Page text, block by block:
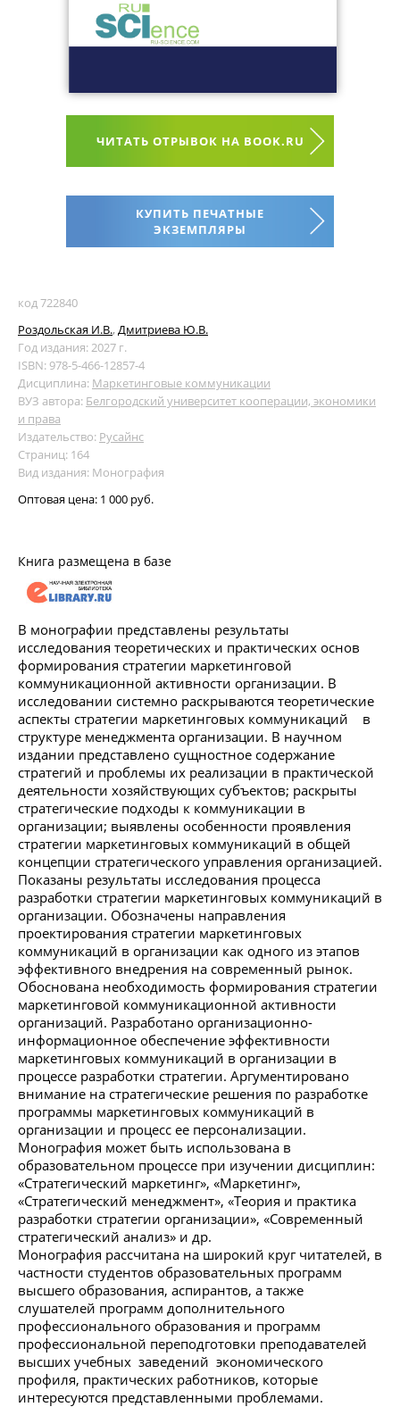
ЧИТАТЬ ОТРЫВОК НА BOOK.RU
КУПИТЬ ПЕЧАТНЫЕ
ЭКЗЕМПЛЯРЫ
код 722840
Роздольская И.В., Дмитриева Ю.В.
Год издания: 2027 г.
ISBN: 978-5-466-12857-4
Дисциплина: Маркетинговые коммуникации
ВУЗ автора: Белгородский университет кооперации, экономики
и права
Издательство: Русайнс
Страниц: 164
Вид издания: Монография
Оптовая цена: 1 000 руб.
Книга размещена в базе
В монографии представлены результаты
исследования теоретических и практических основ
формирования стратегии маркетинговой
коммуникационной активности организации. В
исследовании системно раскрываются теоретические
аспекты стратегии маркетинговых коммуникаций в
структуре менеджмента организации. В научном
издании представлено сущностное содержание
стратегий и проблемы их реализации в практической
деятельности хозяйствующих субъектов; раскрыты
стратегические подходы к коммуникации в
организации; выявлены особенности проявления
стратегии маркетинговых коммуникаций в общей
концепции стратегического управления организацией.
Показаны результаты исследования процесса
разработки стратегии маркетинговых коммуникаций в
организации. Обозначены направления
проектирования стратегии маркетинговых
коммуникаций в организации как одного из этапов
эффективного внедрения на современный рынок.
Обоснована необходимость формирования стратегии
маркетинговой коммуникационной активности
организаций. Разработано организационно-
информационное обеспечение эффективности
маркетинговых коммуникаций в организации в
процессе разработки стратегии. Аргументировано
внимание на стратегические решения по разработке
программы маркетинговых коммуникаций в
организации и процесс ее персонализации.
Монография может быть использована в
образовательном процессе при изучении дисциплин:
«Стратегический маркетинг», «Маркетинг»,
«Стратегический менеджмент», «Теория и практика
разработки стратегии организации», «Современный
стратегический анализ» и др.
Монография рассчитана на широкий круг читателей, в
частности студентов образовательных программ
высшего образования, аспирантов, а также
слушателей программ дополнительного
профессионального образования и программ
профессиональной переподготовки преподавателей
высших учебных заведений экономического
профиля, практических работников, которые
интересуются представленными проблемами.